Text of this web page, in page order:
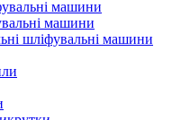
машини
машини
шліфувальні машини